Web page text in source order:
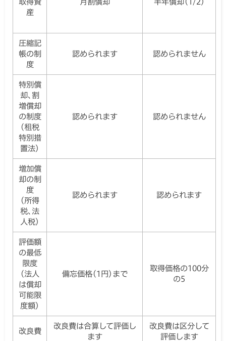
産
圧縮記
帳の制
度
認められます 認められません
特別償
却､割
増償却
の制度
(租税
特別措
置法)
認められます 認められません
増加償
却の制
度
(所得
税､法
人税)
認められます 認められます
評価額
の最低
限度
(法人
は償却
可能限
度額)
備忘価格(1円)まで
取得価格の100分
の5
改良費
改良費は合算して評価し
ます
改良費は区分して
評価します